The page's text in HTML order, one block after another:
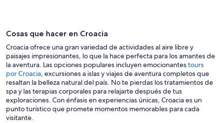
Cosas que hacer en Croacia
Croacia ofrece una gran variedad de actividades al aire libre y
paisajes impresionantes, lo que la hace perfecta para los amantes de
la aventura. Las opciones populares incluyen emocionantestours
por Croacia, excursiones a islas y viajes de aventura completos que
resaltan la belleza natural del país. No te pierdas los tratamientos de
spa y las terapias corporales para relajarte después de tus
exploraciones. Con énfasis en experiencias únicas, Croacia es un
punto turístico que promete momentos memorables para cada
visitante.